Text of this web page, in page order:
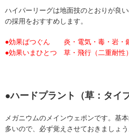
ハイパーリーグは地面技のとおりが良
の採用をおすすめします。
●効果ばつぐん 炎・電気・毒・岩・
●効果いまひとつ 草・飛行（二重耐性
●ハードプラント（草：タイ
メガニウムのメインウェポンです。基
多いので、必ず覚えさせておきましょう